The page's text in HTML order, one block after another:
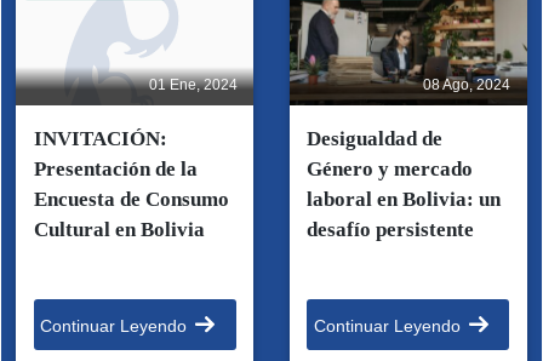
01 Ene, 2024
INVITACIÓN:
Presentación de la
Encuesta de Consumo
Cultural en Bolivia
Continuar Leyendo
08 Ago, 2024
Desigualdad de
Género y mercado
laboral en Bolivia: un
desafío persistente
Continuar Leyendo